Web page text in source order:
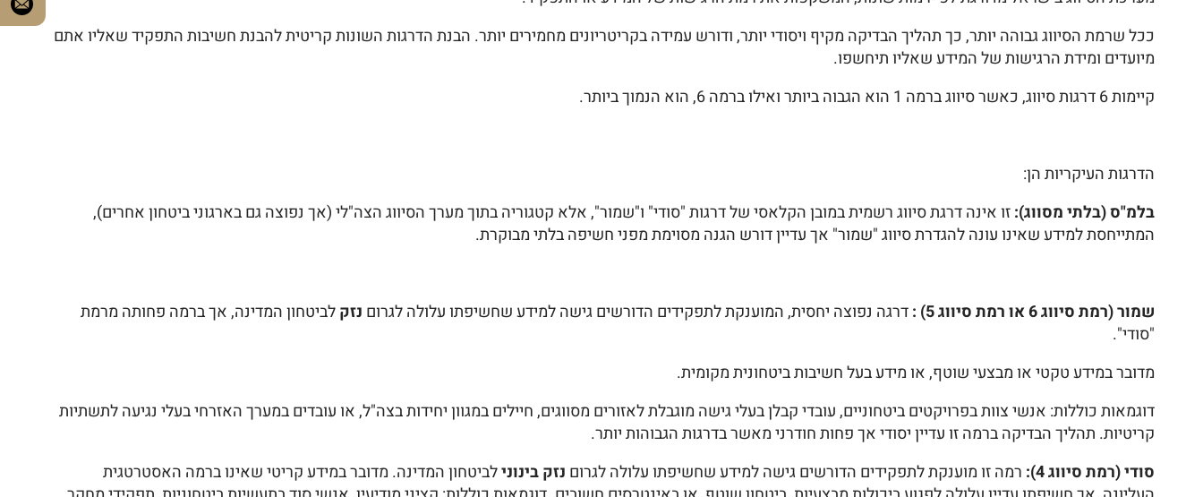
ככל שרמת הסיווג גבוהה יותר, כך תהליך הבדיקה מקיף ויסודי יותר, ודורש עמידה בקריטריונים מחמירים יותר. הבנת הדרגות השונות קריטית להבנת חשיבות התפקיד שאליו אתם
מיועדים ומידת הרגישות של המידע שאליו תיחשפו.
קיימות 6 דרגות סיווג, כאשר סיווג ברמה 1 הוא הגבוה ביותר ואילו ברמה 6, הוא הנמוך ביותר.
הדרגות העיקריות הן:
בלמ"ס (בלתי מסווג):זו אינה דרגת סיווג רשמית במובן הקלאסי של דרגות "סודי" ו"שמור", אלא קטגוריה בתוך מערך הסיווג הצה"לי (אך נפוצה גם בארגוני ביטחון אחרים),
המתייחסת למידע שאינו עונה להגדרת סיווג "שמור" אך עדיין דורש הגנה מסוימת מפני חשיפה בלתי מבוקרת.
שמור (רמת סיווג 6 או רמת סיווג 5) : דרגה נפוצה יחסית, המוענקת לתפקידים הדורשים גישה למידע שחשיפתו עלולה לגרום נזקלביטחון המדינה, אך ברמה פחותה מרמת
"סודי".
מדובר במידע טקטי או מבצעי שוטף, או מידע בעל חשיבות ביטחונית מקומית.
דוגמאות כוללות: אנשי צוות בפרויקטים ביטחוניים, עובדי קבלן בעלי גישה מוגבלת לאזורים מסווגים, חיילים במגוון יחידות בצה"ל, או עובדים במערך האזרחי בעלי נגיעה לתשתיות
קריטיות. תהליך הבדיקה ברמה זו עדיין יסודי אך פחות חודרני מאשר בדרגות הגבוהות יותר.
סודי (רמת סיווג 4):
רמה זו מוענקת לתפקידים הדורשים גישה למידע שחשיפתו עלולה לגרום נזק בינונילביטחון המדינה. מדובר במידע קריטי שאינו ברמה האסטרטגית